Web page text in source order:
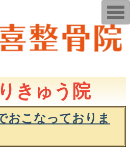
きゅう院
おこなっておりま
T
o
g
g
l
e
i
i